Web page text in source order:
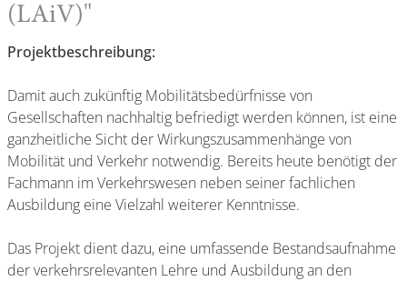
(LAiV)"
Projektbeschreibung:
Damit auch zukünftig Mobilitätsbedürfnisse von
Gesellschaften nachhaltig befriedigt werden können, ist eine
ganzheitliche Sicht der Wirkungszusammenhänge von
Mobilität und Verkehr notwendig. Bereits heute benötigt der
Fachmann im Verkehrswesen neben seiner fachlichen
Ausbildung eine Vielzahl weiterer Kenntnisse.
Das Projekt dient dazu, eine umfassende Bestandsaufnahme
der verkehrsrelevanten Lehre und Ausbildung an den